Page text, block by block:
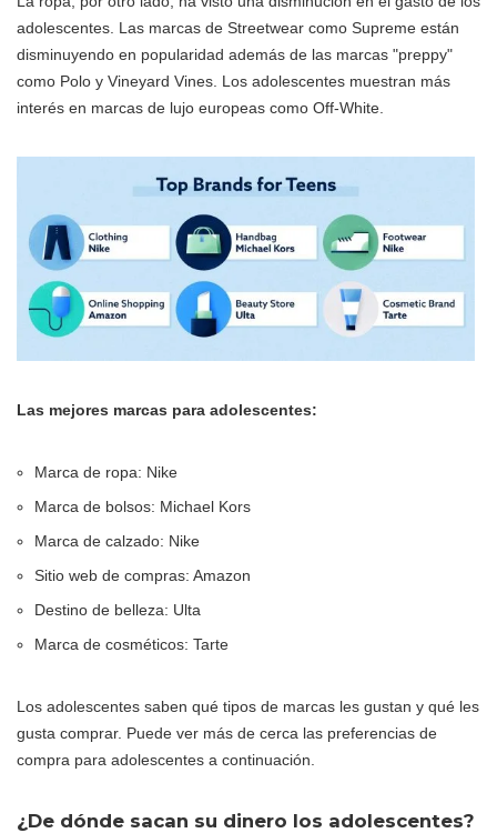
adolescentes. Las marcas de Streetwear como Supreme están
disminuyendo en popularidad además de las marcas "preppy"
como Polo y Vineyard Vines. Los adolescentes muestran más
interés en marcas de lujo europeas como Off-White.
Las mejores marcas para adolescentes:
Marca de ropa: Nike
Marca de bolsos: Michael Kors
Marca de calzado: Nike
Sitio web de compras: Amazon
Destino de belleza: Ulta
Marca de cosméticos: Tarte
Los adolescentes saben qué tipos de marcas les gustan y qué les
gusta comprar. Puede ver más de cerca las preferencias de
compra para adolescentes a continuación.
¿De dónde sacan su dinero los adolescentes?